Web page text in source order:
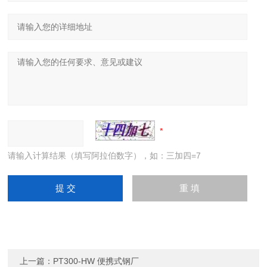
请输入计算结果（填写阿拉伯数字），如：三加四=7
上一篇： PT300-HW 便携式钢厂